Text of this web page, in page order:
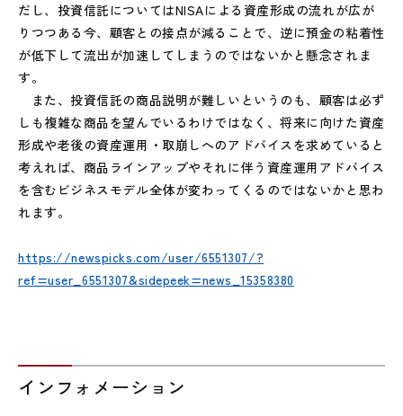
だし、投資信託についてはNISAによる資産形成の流れが広が
りつつある今、顧客との接点が減ることで、逆に預金の粘着性
が低下して流出が加速してしまうのではないかと懸念されま
す。
また、投資信託の商品説明が難しいというのも、顧客は必ず
しも複雑な商品を望んでいるわけではなく、将来に向けた資産
形成や老後の資産運用・取崩しへのアドバイスを求めていると
考えれば、商品ラインアップやそれに伴う資産運用アドバイス
を含むビジネスモデル全体が変わってくるのではないかと思わ
れます。
https://newspicks.com/user/6551307/?
ref=user_6551307&sidepeek=news_15358380
インフォメーション